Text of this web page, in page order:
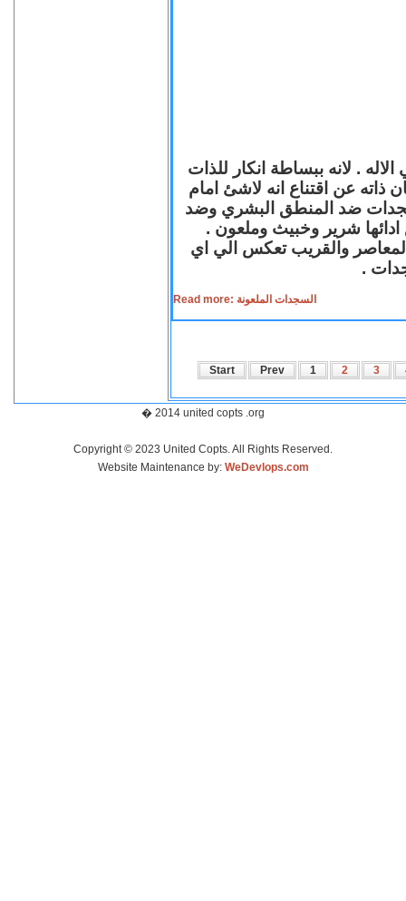
. لانه ببساطة انكار للذات
ذاته عن اقتناع انه لاشئ امام
ضد المنطق البشري وضد
ادائها شرير وخبيث وملعون .
المعاصر والقريب تعكس الي اي
.
Read more: السجدات الملعونة
Start Prev 1 2 3
� 2014 united copts .org
Copyright © 2023 United Copts. All Rights Reserved.
Website Maintenance by: WeDevlops.com